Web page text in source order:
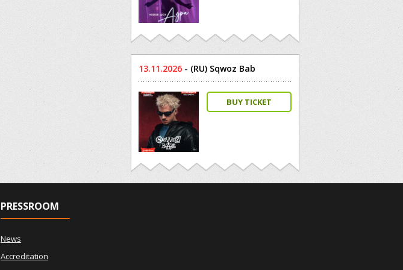
13.11.2026 - (RU) Sqwoz Bab
BUY TICKET
PRESSROOM
News
Accreditation